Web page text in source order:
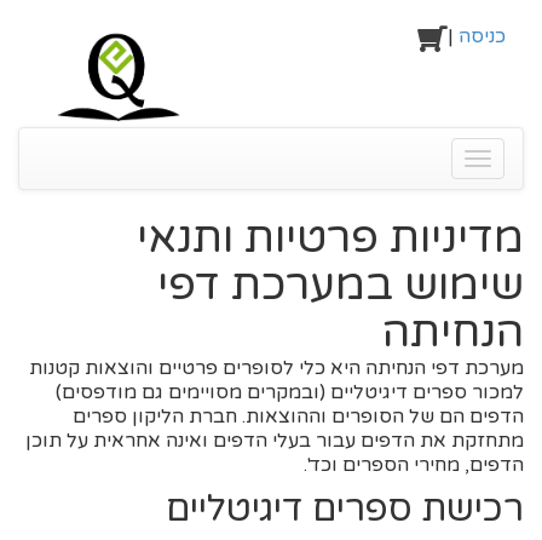
| כניסה
Toggle
מדיניות פרטיות ותנאי
שימוש במערכת דפי
הנחיתה
מערכת דפי הנחיתה היא כלי לסופרים פרטיים והוצאות קטנות
למכור ספרים דיגיטליים (ובמקרים מסויימים גם מודפסים)
הדפים הם של הסופרים וההוצאות. חברת הליקון ספרים
מתחזקת את הדפים עבור בעלי הדפים ואינה אחראית על תוכן
הדפים, מחירי הספרים וכד'.
רכישת ספרים דיגיטליים